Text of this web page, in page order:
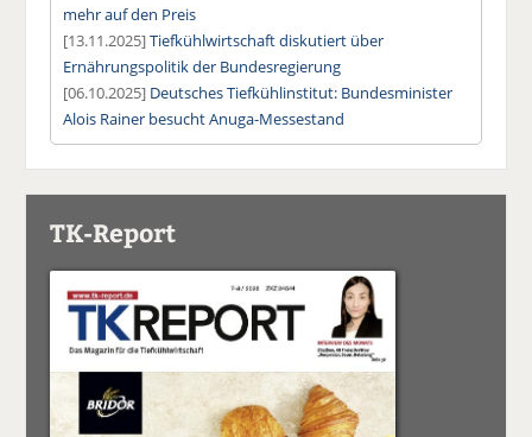
mehr auf den Preis
[13.11.2025]Tiefkühlwirtschaft diskutiert über
Ernährungspolitik der Bundesregierung
[06.10.2025] Deutsches Tiefkühlinstitut: Bundesminister
Alois Rainer besucht Anuga-Messestand
TK-Report